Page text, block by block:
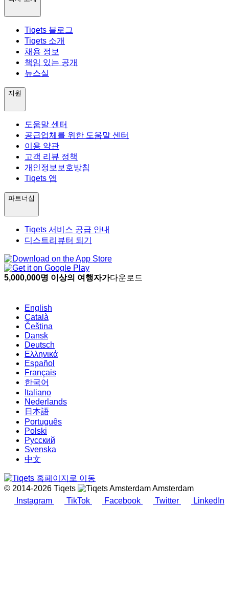
Tiqets 블로그
Tiqets 소개
채용 정보
책임 있는 공개
뉴스실
지원
도움말 센터
공급업체를 위한 도움말 센터
이용 약관
고객 리뷰 정책
개인정보보호방침
Tiqets 앱
파트너십
Tiqets 서비스 공급 안내
디스트리뷰터 되기
5,000,000명 이상의 여행자가다운로드
English
Català
Čeština
Dansk
Deutsch
Ελληνικά
Español
Français
한국어
Italiano
Nederlands
日本語
Português
Polski
Русский
Svenska
中文
© 2014-2026 Tiqets
Amsterdam
Instagram
TikTok Facebook Twitter LinkedIn